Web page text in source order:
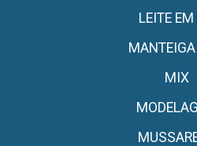
LEITE EM
MIX